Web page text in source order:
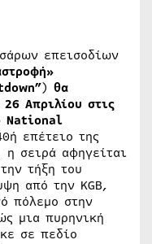
επεισοδίων
) θα
Απριλίου στις
National
επέτειο της
η σειρά αφηγείται
τήξη του
από την KGB,
πόλεμο στην
μια πυρηνική
σε πεδίο